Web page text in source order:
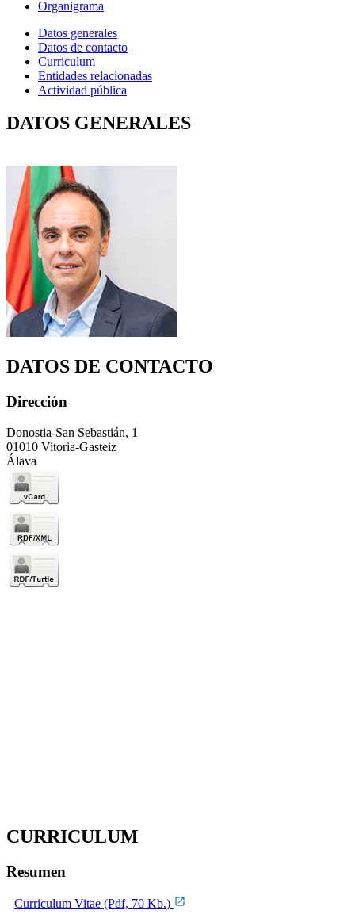
Organigrama
Datos generales
Datos de contacto
Curriculum
Entidades relacionadas
Actividad pública
DATOS GENERALES
DATOS DE CONTACTO
Dirección
Donostia-San Sebastián, 1
01010 Vitoria-Gasteiz
Álava
CURRICULUM
Resumen
Curriculum Vitae (Pdf, 70 Kb.)